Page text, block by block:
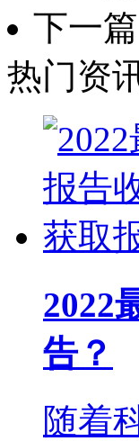
下一
热门资
2022
告？
随着